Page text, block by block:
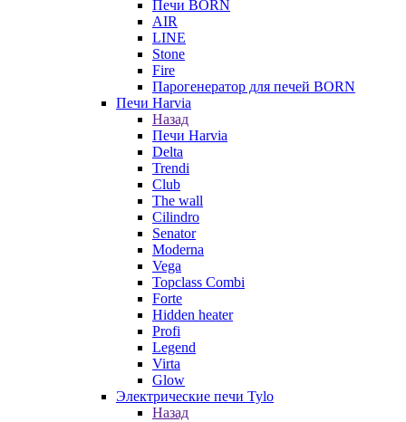
Печи BORN
AIR
LINE
Stone
Fire
Парогенератор для печей BORN
Печи Harvia
Назад
Печи Harvia
Delta
Trendi
Club
The wall
Cilindro
Senator
Moderna
Vega
Topclass Combi
Forte
Hidden heater
Profi
Legend
Virta
Glow
Электрические печи Tylo
Назад